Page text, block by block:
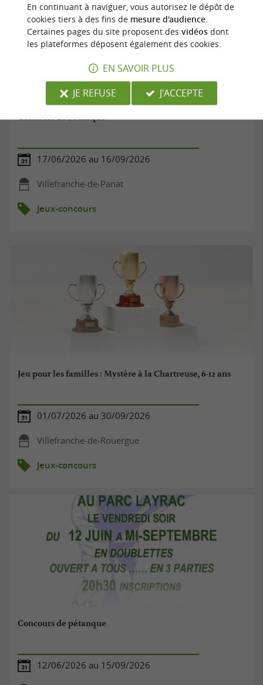
Concours de Pétanque
17/06/2026 au 16/09/2026
Villefranche-de-Panat
Jeux-concours
Jeu pour les familles : Mystère à la Chartreuse, 6-12 ans
01/07/2026 au 30/09/2026
Villefranche-de-Rouergue
Jeux-concours
Concours de pétanque
12/06/2026 au 15/09/2026
En continuant à naviguer, vous autorisez le dépôt de
cookies tiers à des fins de mesure d'audience.
Certaines pages du site proposent des vidéosdont
les plateformes déposent également des cookies.
EN SAVOIR PLUS
JE REFUSE
J'ACCEPTE